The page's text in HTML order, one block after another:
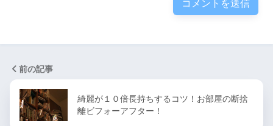
前の記事
綺麗が１０倍長持ちするコツ！お部屋の断捨
離ビフォーアフター！